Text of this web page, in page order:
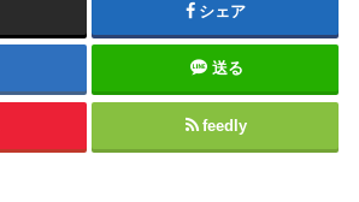
シェア
送る
feedly